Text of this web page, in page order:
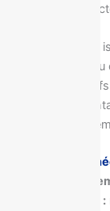
Anyvision ne
données
fournis
ces
4 – Finalités,
4.1 Gestion des
Finalités :